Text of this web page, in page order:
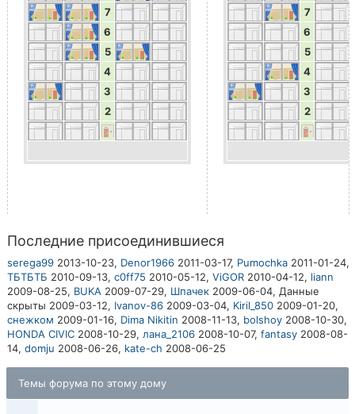
7
6
5
4
3
2
7
6
5
4
3
2
Последние присоединившиеся
serega99 2013-10-23, Denor1966 2011-03-17, Pumochka 2011-01-24,
ТБТБТБ 2010-09-13, c0ff75 2010-05-12, ViGOR 2010-04-12, liann
2009-08-25, BUKA 2009-07-29, Шпачек 2009-06-04, Данные
скрыты 2009-03-12, Ivanov-86 2009-03-04, Kiril_850 2009-01-20,
снежком 2009-01-16, Dima Nikitin 2008-11-13, bolshoy 2008-10-30,
HONDA CIVIC 2008-10-29, ланa_2106 2008-10-07, fantasy 2008-08-
14, domju 2008-06-26, kate-ch 2008-06-25
Темы форума по этому дому